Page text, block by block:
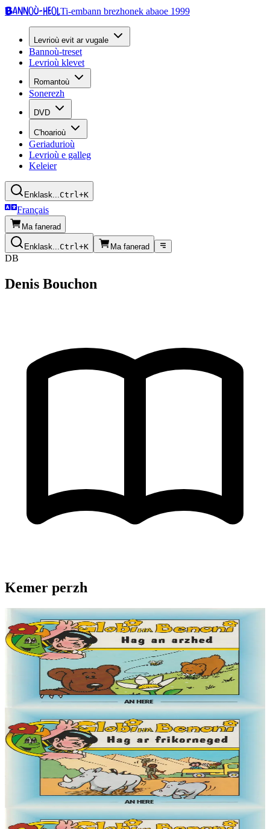
Bannoù-heolTi-embann brezhonek abaoe 1999
Levrioù evit ar vugale
Bannoù-treset
Levrioù klevet
Romantoù
Sonerezh
DVD
C'hoarioù
Geriadurioù
Levrioù e galleg
Keleier
Enklask...Ctrl+K
Français
Ma fanerad
Enklask...Ctrl+K Ma fanerad
DB
Denis Bouchon
Kemer perzh
6 vloaz hag ouzhpenn
Globi ha Benoni - Hag an arzhed (12)
« Demat, Globi eo ma anv, ha deuet on war an Douar da welet ma
mignon Benoni. Pell-pell amzer zo e oa ken brav ar blanedenn
m'edon o vevañ hag an Douar....
Er stok4,50 €
6 vloaz hag ouzhpenn
Globi ha Benoni - Hag ar frikorneged (11)
« Demat, Globi eo ma anv, ha deuet on war an Douar da welet ma
mignon Benoni. Pell-pell amzer zo e oa ken brav ar blanedenn
m'edon o vevañ hag an Douar....
Er stok4,50 €
6 vloaz hag ouzhpenn